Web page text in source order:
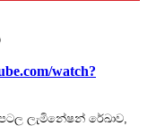
watch?
ලැමිනේෂන් රේඛාව,